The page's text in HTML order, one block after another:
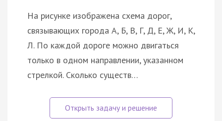
На рисунке изображена схема дорог,
связывающих города А, Б, В, Г, Д, Е, Ж, И, К,
Л. По каждой дороге можно двигаться
только в одном направлении, указанном
стрелкой. Сколько существ…